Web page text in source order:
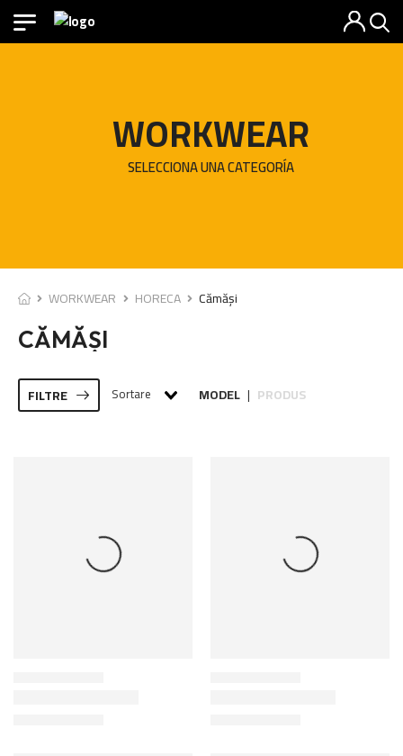
WORKWEAR
SELECCIONA UNA CATEGORÍA
WORKWEAR HORECA Cămăși
CĂMĂȘI
FILTRE Sortare MODEL | PRODUS